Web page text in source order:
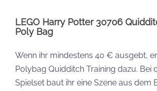
LEGO Harry Potter 30706
Poly Bag
Wenn ihr mindestens 40 € ausgebt,
Polybag Quidditch Training dazu. Bei
Spielset baut ihr eine Szene aus dem